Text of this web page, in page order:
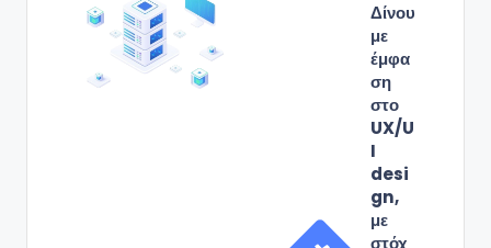
Δίνου
με
έμφα
ση
στο
UX/U
I
desi
gn,
με
στόχ